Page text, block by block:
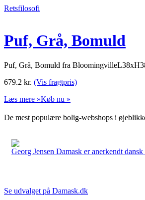
Retsfilosofi
Puf, Grå, Bomuld
Puf, Grå, Bomuld fra
679.2 kr. (Vis fragtpris)
Læs mere »Køb nu »
De mest populære bolig-webshops i
Georg Jensen Damask er anerkendt
Se udvalget på Damask.dk